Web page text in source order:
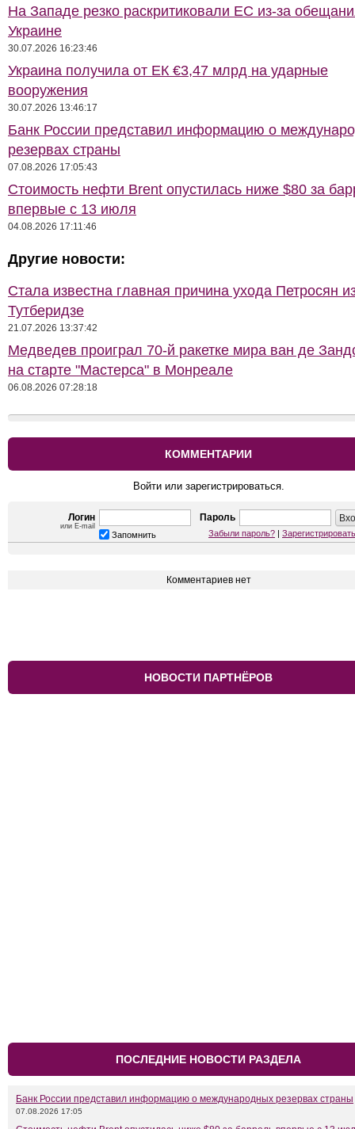
На Западе резко раскритиковали ЕС из-за
Украине
30.07.2026 16:23:46
Украина получила от ЕК €3,47 млрд на ударные
вооружения
30.07.2026 13:46:17
Банк России представил информацию о
резервах страны
07.08.2026 17:05:43
Стоимость нефти Brent опустилась ниже $80 за
впервые с 13 июля
04.08.2026 17:11:46
Другие новости:
Стала известна главная причина ухода Петросян
Тутберидзе
21.07.2026 13:37:42
Медведев проиграл 70-й ракетке мира ван де
на старте "Мастерса" в Монреале
06.08.2026 07:28:18
КОММЕНТАРИИ
Войти или зарегистрироваться.
Логин
или E-mail
Пароль
Запомнить Забыли пароль? |
Комментариев нет
НОВОСТИ ПАРТНЁРОВ
ПОСЛЕДНИЕ НОВОСТИ РАЗДЕЛА
Банк России представил информацию о международных резервах страны
07.08.2026 17:05